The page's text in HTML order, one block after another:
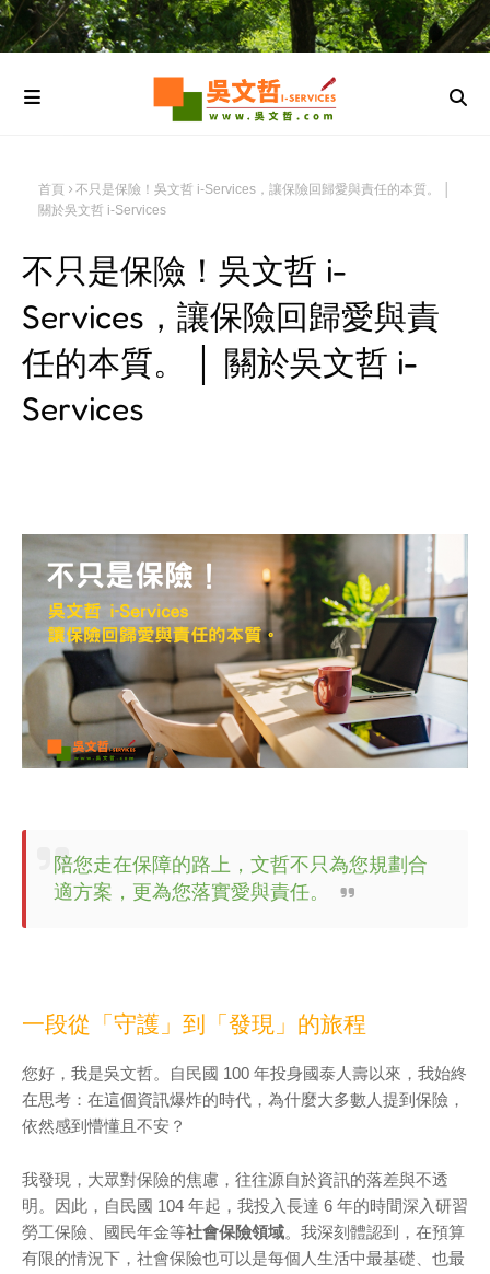
首頁
不只是保險！吳文哲 i-Services，讓保險回歸愛與責任的本質。 │
關於吳文哲 i-Services
不只是保險！吳文哲 i-
Services，讓保險回歸愛與責
任的本質。 │ 關於吳文哲 i-
Services
陪您走在保障的路上，文哲不只為您規劃合
適方案，更為您落實愛與責任。
一段從「守護」到「發現」的旅程
您好，我是吳文哲。自民國 100 年投身國泰人壽以來，我始終
在思考：在這個資訊爆炸的時代，為什麼大多數人提到保險，
依然感到懵懂且不安？
我發現，大眾對保險的焦慮，往往源自於資訊的落差與不透
明。因此，自民國 104 年起，我投入長達 6 年的時間深入研習
勞工保險、國民年金等社會保險領域。我深刻體認到，在預算
有限的情況下，社會保險也可以是每個人生活中最基礎、也最